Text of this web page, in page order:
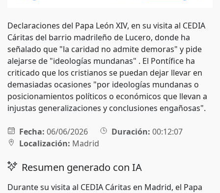
Declaraciones del Papa León XIV, en su visita al CEDIA
Cáritas del barrio madrileño de Lucero, donde ha
señalado que "la caridad no admite demoras" y pide
alejarse de "ideologías mundanas" . El Pontífice ha
criticado que los cristianos se puedan dejar llevar en
demasiadas ocasiones "por ideologías mundanas o
posicionamientos políticos o económicos que llevan a
injustas generalizaciones y conclusiones engañosas".
Fecha: 06/06/2026 Duración: 00:12:07
Localización: Madrid
Resumen generado con IA
Durante su visita al CEDIA Cáritas en Madrid, el Papa